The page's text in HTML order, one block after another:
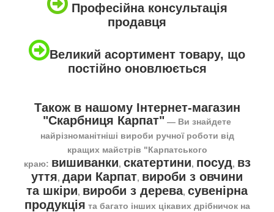
Професійна консультація
продавця
Великий асортимент товару, що
постійно оновлюється
Також в нашому Інтернет-магазин
"Скарбниця Карпат" ― Ви знайдете
найрізноманітніші вироби ручної роботи від
кращих майстрів "Карпатського
краю: вишиванки, скатертини, посуд, вз
уття, дари Карпат, вироби з овчини
та шкіри, вироби з дерева, сувенірна
продукція та багато інших цікавих дрібничок на